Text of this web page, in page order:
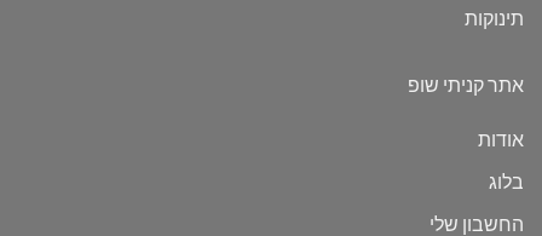
תינוקות
אתר קניתי שופ
אודות
בלוג
החשבון שלי